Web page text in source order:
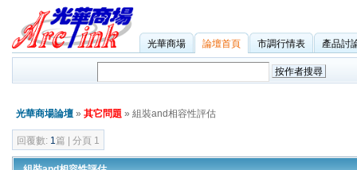
光華商場 論壇首頁 市調行情表 產品討
光華商場論壇 » 其它問題 » 組裝and相容性評估
回覆數: 1篇 | 分頁 1